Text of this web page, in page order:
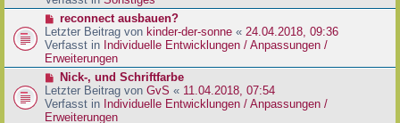
g
i
r
a
g
e
r
B
e
i
r
a
g
N
e
u
e
r
B
e
i
reconnect ausbauen?
Letzter Beitrag von kinder-der-sonne « 24.04.2018, 09:36
Verfasst in Individuelle Entwicklungen / Anpassungen /
Erweiterungen
N
e
u
e
Nick-, und Schriftfarbe
Letzter Beitrag von GvS « 11.04.2018, 07:54
Verfasst in Individuelle Entwicklungen / Anpassungen /
Erweiterungen